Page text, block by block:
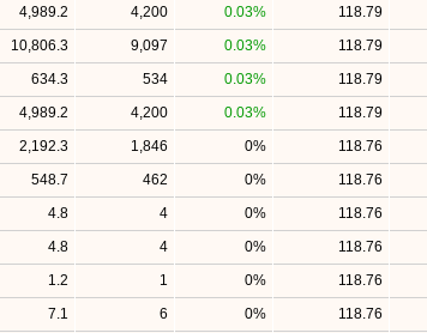
118.79
0.03%
4,200
4,989.2
118.79
0.03%
9,097
10,806.3
118.79
0.03%
534
634.3
118.79
0.03%
4,200
4,989.2
118.76
0%
1,846
2,192.3
118.76
0%
462
548.7
118.76
0%
4
4.8
118.76
0%
4
4.8
118.76
0%
1
1.2
118.76
0%
6
7.1